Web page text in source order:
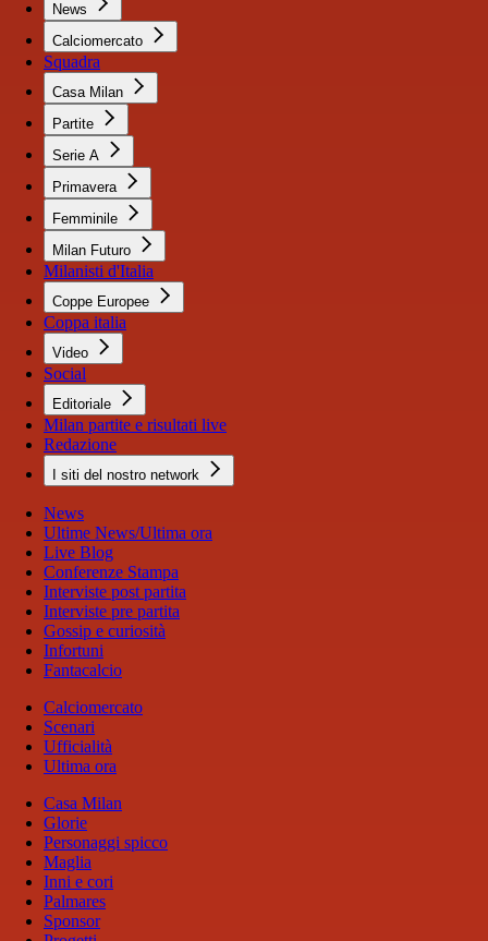
News
Calciomercato
Squadra
Casa Milan
Partite
Serie A
Primavera
Femminile
Milan Futuro
Milanisti d'Italia
Coppe Europee
Coppa italia
Video
Social
Editoriale
Milan partite e risultati live
Redazione
I siti del nostro network
News
Ultime News/Ultima ora
Live Blog
Conferenze Stampa
Interviste post partita
Interviste pre partita
Gossip e curiosità
Infortuni
Fantacalcio
Calciomercato
Scenari
Ufficialità
Ultima ora
Casa Milan
Glorie
Personaggi spicco
Maglia
Inni e cori
Palmares
Sponsor